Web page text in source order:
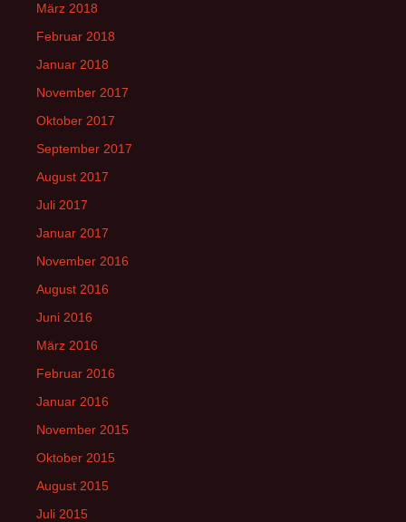
März 2018
Februar 2018
Januar 2018
November 2017
Oktober 2017
September 2017
August 2017
Juli 2017
Januar 2017
November 2016
August 2016
Juni 2016
März 2016
Februar 2016
Januar 2016
November 2015
Oktober 2015
August 2015
Juli 2015